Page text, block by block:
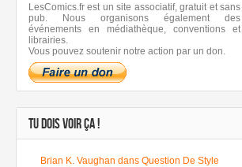
LesComics.fr est un site associatif, gratuit et sans
pub. Nous organisons également des
événements en médiathèque, conventions et
librairies.
Vous pouvez soutenir notre action par un don.
TU DOIS VOIR ÇA !
Brian K. Vaughan dans Question De Style